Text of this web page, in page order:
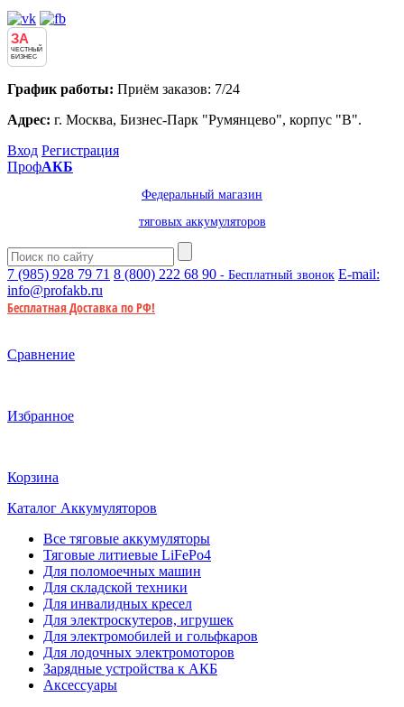
ЗА
ЧЕСТНЫЙ
БИЗНЕС
График работы: Приём заказов: 7/24
Адрес: г. Москва, Бизнес-Парк "Румянцево", корпус "В".
Вход Регистрация
ПрофАКБ
Федеральный магазин
тяговых аккумуляторов
7 (985) 928 79 71 8 (800) 222 68 90 - Бесплатный звонок E-mail:
info@profakb.ru
Бесплатная Доставка по РФ!
Сравнение
Избранное
Корзина
Каталог Аккумуляторов
Все тяговые аккумуляторы
Тяговые литиевые LiFePo4
Для поломоечных машин
Для складской техники
Для инвалидных кресел
Для электроскутеров, игрушек
Для электромобилей и гольфкаров
Для лодочных электромоторов
Зарядные устройства к АКБ
Аксессуары